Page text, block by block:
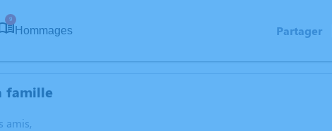
9
Hommages Partager
famille
amis,